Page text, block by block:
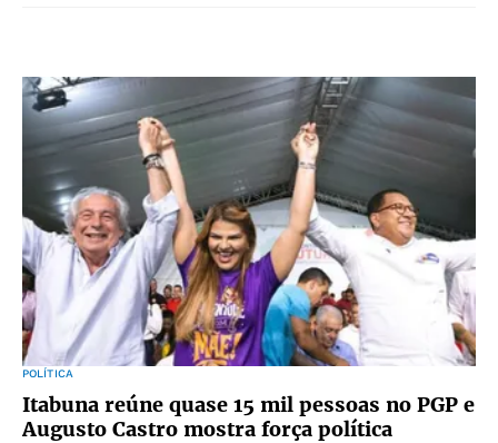
POLÍTICA
Itabuna reúne quase 15 mil pessoas no PGP e
Augusto Castro mostra força política